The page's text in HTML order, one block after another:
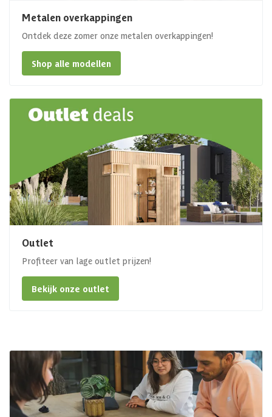
Metalen overkappingen
Ontdek deze zomer onze metalen overkappingen!
Shop alle modellen
Outlet
Profiteer van lage outlet prijzen!
Bekijk onze outlet